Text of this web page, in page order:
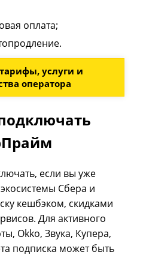
оплата;
услуги и
оператора
если вы уже
Сбера и
кешбэком, скидками
Для активного
Okko, Звука, Купера,
подписка может быть